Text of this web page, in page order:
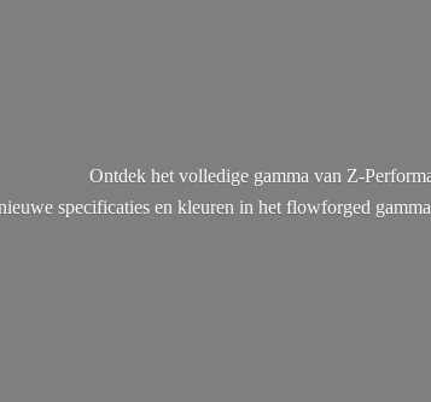
Ontdek het volledige gamma van Z-
specificaties en kleuren in het flowforged